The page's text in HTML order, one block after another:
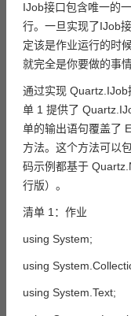
IJob接口包含唯一的
行。一旦实现了IJob
定该是作业运行的时
就完全是你要做的事情
通过实现
单 1 提供了
单的输出语句覆盖了
方法。这个方法可以
码示例都基于
行版）。
清单 1：作业
using System;
using
using System.Text;